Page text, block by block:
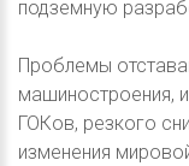
подземную
Проблемы
машиностроения,
ГОКов, резкого
изменения